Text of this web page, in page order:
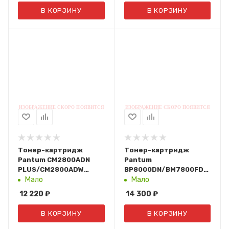
В КОРЗИНУ В КОРЗИНУ
Тонер-картридж
Pantum CM2800ADN
PLUS/CM2800ADW
PLUS/CP2800DN/CP2800DW
R2800HY
Мало
12 220 ₽
В КОРЗИНУ
Тонер-картридж
Pantum
BP8000DN/BM7800FDN
(7,5К.) TL-8000
Мало
14 300 ₽
В КОРЗИНУ